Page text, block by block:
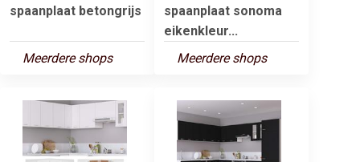
spaanplaat betongrijs
Meerdere shops
spaanplaat sonoma
eikenkleur...
Meerdere shops